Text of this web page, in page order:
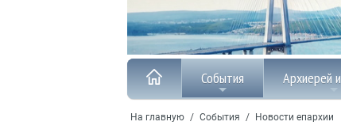
События Архиерей
На главную / События / Новости епархии